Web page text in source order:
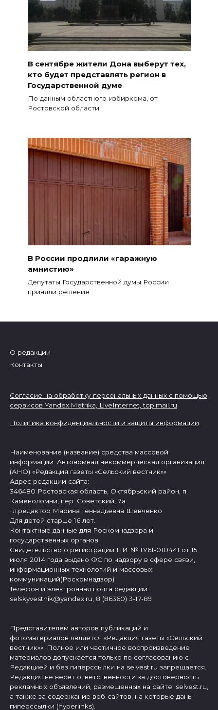
В сентябре жители Дона выберут тех,
кто будет представлять регион в
Государственной думе
По данным областного избиркома, от
Ростовской области
В России продлили «гаражную
амнистию»
Депутаты Государственной думы России
приняли решение
О редакции
Контакты
Согласие на обработку персональных данных с помощью
сервисов Yandex.Metrika, LiveInternet,top.mail.ru
Политика конфиденциальности и защиты информации
Наименование (название) средства массовой
информации: Автономная некоммерческая организация
(АНО) «Редакция газеты «Сельский вестник»»
Адрес редакции сайта:
346480 Ростовская область, Октябрьский район, п.
Каменоломни, пер. Советский, 7а
Гл.редактор Марина Геннадьевна Шевченко
Для детей старше 16 лет.
Контактные данные для Роскомнадзора и
государственных органов:
Свидетельство о регистрации ПИ № ТУ61-010441 от 15
июля 2014 года выдано ФС по надзору в сфере связи,
информационных технологий и массовых
коммуникаций(Роскомнадзор)
Телефон и электронная почта редакции:
selskyvestnik@yandex.ru, 8 (86360) 3-17-89
Представителем авторов публикаций и
фотоматериалов является «Редакция газеты «Сельский
вестник»». Полное или частичное воспроизведение
материалов допускается только по согласованию с
Редакцией и без гиперссылки на selvest.ru запрещается.
Редакция не несет ответственности за достоверность
рекламных объявлений, размещенных на сайте: selvest.ru,
а также за содержание веб-сайтов, на которые даны
гиперссылки (hyperlinks).